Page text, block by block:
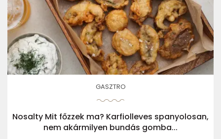
GASZTRO
Nosalty Mit főzzek ma? Karfiolleves spanyolosan,
nem akármilyen bundás gomba...